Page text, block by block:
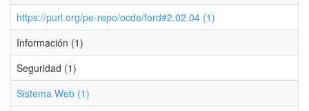
https://purl.org/pe-repo/ocde/ford#2.02.04 (1)
Información (1)
Seguridad (1)
Sistema Web (1)